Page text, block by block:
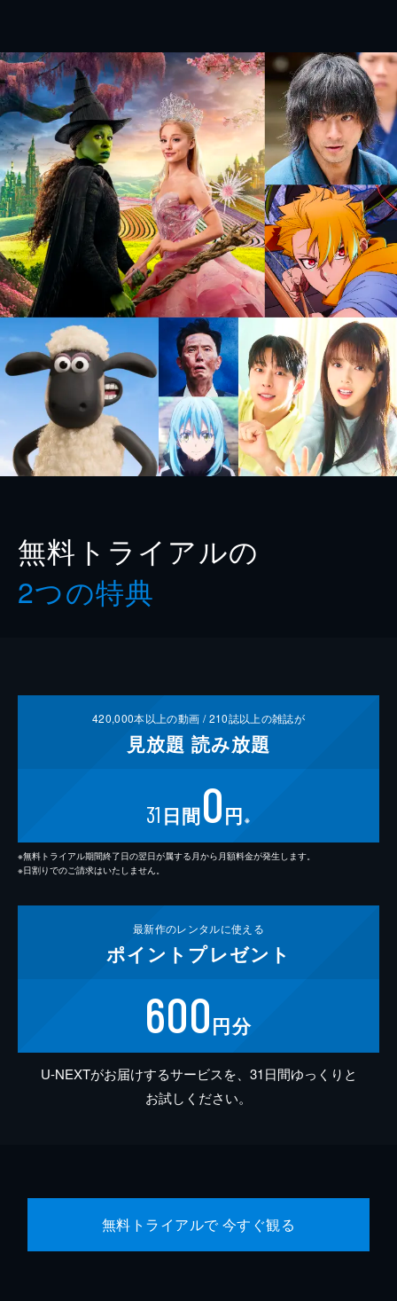
無料トライアルの
2つの特典
420,000本以上の動画 /210誌以上の雑誌が
見放題 読み放題
31 日間0円 ※
※無料トライアル期間終了日の翌日が属する月から月額料金が発生します。
※日割りでのご請求はいたしません。
最新作のレンタルに使える
ポイント プレゼント
600円分
U-NEXTがお届けするサービスを、31日間ゆっくりと
お試しください。
無料トライアルで 今すぐ観る